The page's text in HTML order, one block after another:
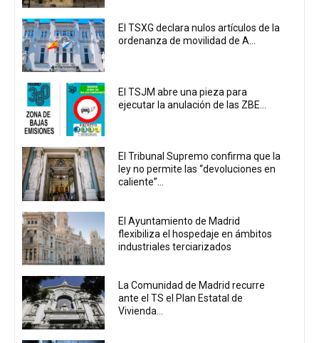
El TSXG declara nulos artículos de la
ordenanza de movilidad de A...
El TSJM abre una pieza para
ejecutar la anulación de las ZBE...
El Tribunal Supremo confirma que la
ley no permite las “devoluciones en
caliente”...
El Ayuntamiento de Madrid
flexibiliza el hospedaje en ámbitos
industriales terciarizados
La Comunidad de Madrid recurre
ante el TS el Plan Estatal de
Vivienda...